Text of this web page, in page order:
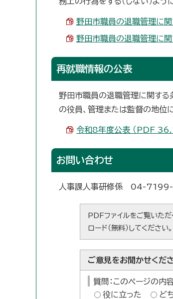
野田市職員の退職管理に
野田市職員の退職管理に
再就職情報の公表
野田市職員の退職管理に関す
の役員、管理または監督の地位
令和8年度公表 （PDF
お問い合わせ
人事課人事研修係 04-
PDFファイルをご覧いた
ロード（無料）してください。
ご意見をお聞かせくだ
質問：このページの内
役に立った
ど